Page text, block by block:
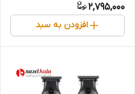
2,795,000
افزودن به سبد